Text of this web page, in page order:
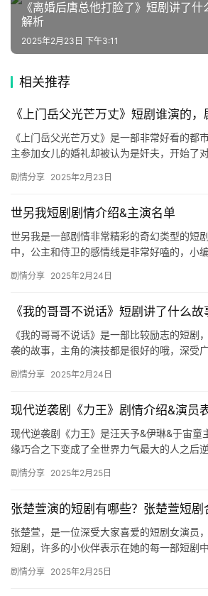
榜
递
🌱
博
选
🎬
短
剧
剧
场
《离婚后唐总他打脸了》短剧讲了什
解析
2025年2月23日 下午3:11
相关推荐
《上门岳父光芒万丈》短剧谁演的，
《上门岳父光芒万丈》是一部非常好看的都
主参加女儿的婚礼却被认为是奸夫，开始了
丈》…
剧情分享 2025年2月23日
世另我短剧剧情介绍&主演名单
世另我是一部剧情非常精彩的奇幻类型的短
中，公主和侍卫的感情线是非常好嗑的，小
由…
剧情分享 2025年2月24日
《我的哥哥不说话》短剧讲了什么
《我的哥哥不说话》是一部比较励志的短剧
袭的故事，主角的演技都是很好的哦，深受
剧情分享 2025年2月24日
现代逆袭剧《力王》剧情介绍&演员
现代逆袭剧《力王》是汪天予&伊琳&于宙童
缘巧合之下变成了全世界力气最大的人之后
剧情分享 2025年2月25日
张楚萱演的短剧有哪些？张楚萱短剧
张楚萱，是一位深受大家喜爱的短剧女演员
短剧，许多的小伙伴表示在她的每一部短剧
浅…
剧情分享 2025年2月25日